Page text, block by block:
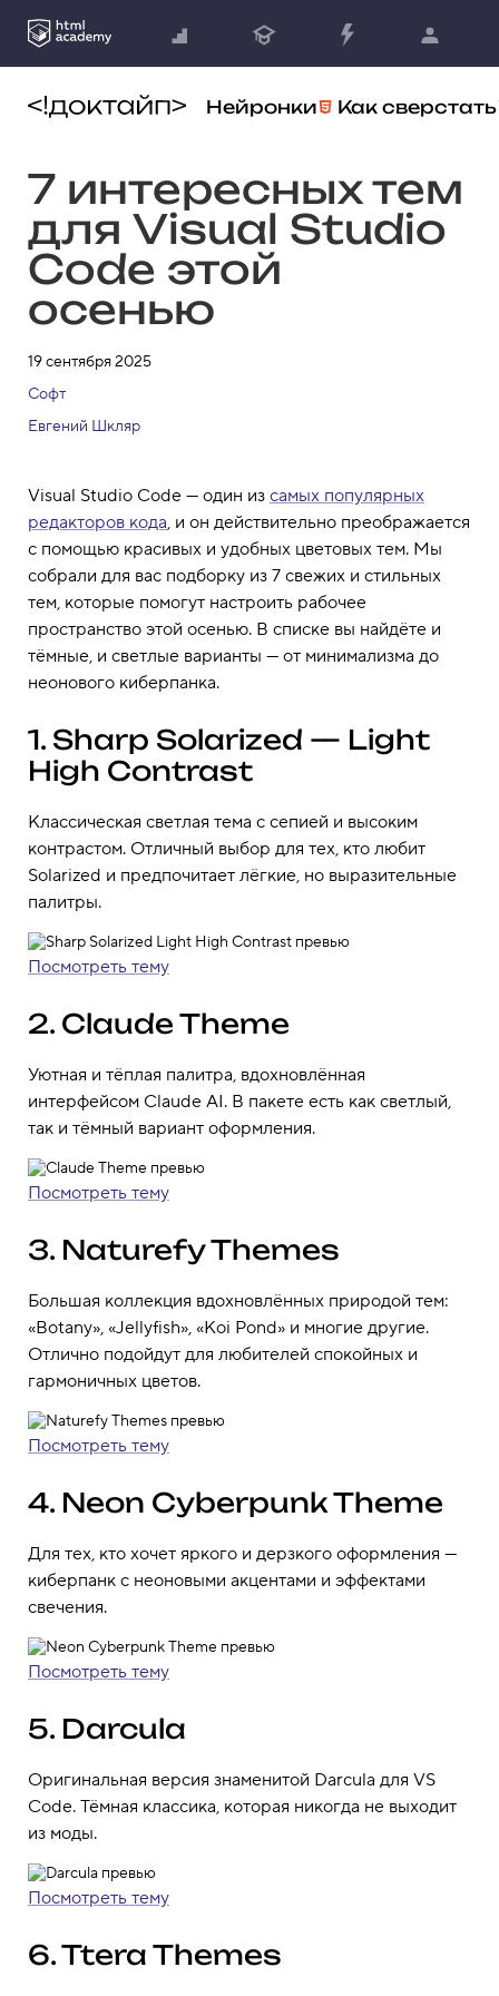
Нейронки Как сверстать
7 интересных тем
для Visual Studio
Code этой
осенью
19 сентября 2025
Софт
Евгений Шкляр
Visual Studio Code — один из самых популярных
редакторов кода, и он действительно преображается
с помощью красивых и удобных цветовых тем. Мы
собрали для вас подборку из 7 свежих и стильных
тем, которые помогут настроить рабочее
пространство этой осенью. В списке вы найдёте и
тёмные, и светлые варианты — от минимализма до
неонового киберпанка.
1. Sharp Solarized — Light
High Contrast
Классическая светлая тема с сепией и высоким
контрастом. Отличный выбор для тех, кто любит
Solarized и предпочитает лёгкие, но выразительные
палитры.
Посмотреть тему
2. Claude Theme
Уютная и тёплая палитра, вдохновлённая
интерфейсом Claude AI. В пакете есть как светлый,
так и тёмный вариант оформления.
Посмотреть тему
3. Naturefy Themes
Большая коллекция вдохновлённых природой тем:
«Botany», «Jellyfish», «Koi Pond» и многие другие.
Отлично подойдут для любителей спокойных и
гармоничных цветов.
Посмотреть тему
4. Neon Cyberpunk Theme
Для тех, кто хочет яркого и дерзкого оформления —
киберпанк с неоновыми акцентами и эффектами
свечения.
Посмотреть тему
5. Darcula
Оригинальная версия знаменитой Darcula для VS
Code. Тёмная классика, которая никогда не выходит
из моды.
Посмотреть тему
6. Ttera Themes